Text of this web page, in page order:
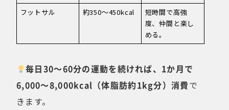
フットサル
約350〜450kcal
短時間で高強
度、仲間と楽し
める。
毎日30〜60分の運動を続ければ、1か月で
6,000〜8,000kcal（体脂肪約1kg分）消費で
きます。